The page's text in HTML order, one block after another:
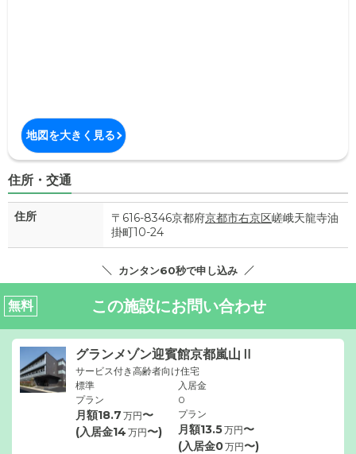
地図を大きく見る
住所・交通
住所 〒616-8346京都府京都市右京区嵯峨天龍寺油
掛町10-24
カンタン60秒で申し込み
無料 この施設にお問い合わせ
グランメゾン迎賓館京都嵐山Ⅱ
サービス付き高齢者向け住宅
標準
プラン
月額18.7 万円〜
(入居金14 万円〜)
入居金
0
プラン
月額13.5万円〜
(入居金0万円〜)